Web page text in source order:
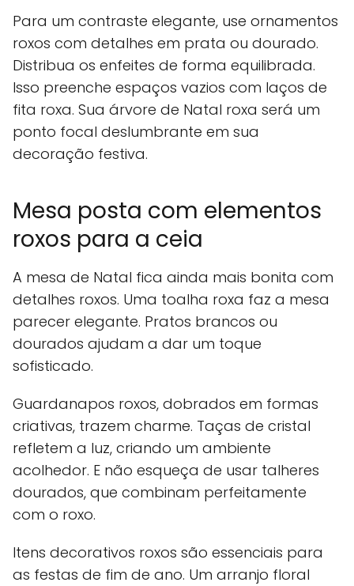
Para um contraste elegante, use ornamentos
roxos com detalhes em prata ou dourado.
Distribua os enfeites de forma equilibrada.
Isso preenche espaços vazios com laços de
fita roxa. Sua árvore de Natal roxa será um
ponto focal deslumbrante em sua
decoração festiva.
Mesa posta com elementos
roxos para a ceia
A mesa de Natal fica ainda mais bonita com
detalhes roxos. Uma toalha roxa faz a mesa
parecer elegante. Pratos brancos ou
dourados ajudam a dar um toque
sofisticado.
Guardanapos roxos, dobrados em formas
criativas, trazem charme. Taças de cristal
refletem a luz, criando um ambiente
acolhedor. E não esqueça de usar talheres
dourados, que combinam perfeitamente
com o roxo.
Itens decorativos roxos são essenciais para
as festas de fim de ano. Um arranjo floral